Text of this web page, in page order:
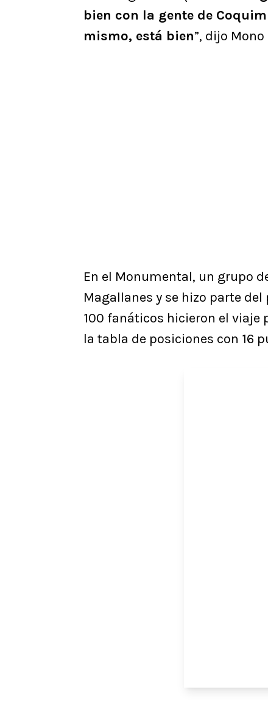
bien con la gente de
mismo, está bien”, dijo
En el Monumental, un grupo
Magallanes y se hizo parte
100 fanáticos hicieron el viaje
la tabla de posiciones con 16